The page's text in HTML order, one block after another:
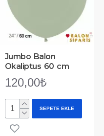
Jumbo Balon
Okaliptus 60 cm
120,00₺
SEPETE EKLE